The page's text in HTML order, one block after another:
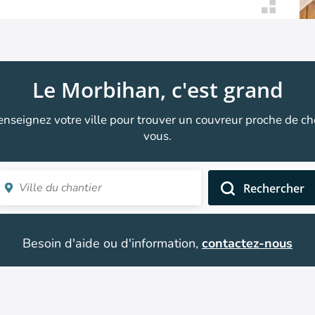
Le Morbihan, c'est grand
votre ville pour trouver un couvreur proche de
vous.
Rechercher
Besoin d'aide ou d'information, contactez-nous